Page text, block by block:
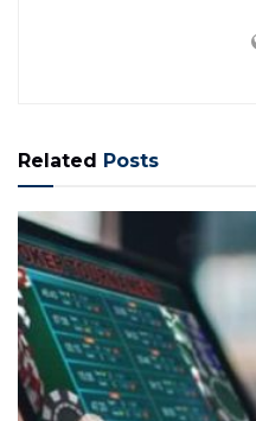
Related Posts